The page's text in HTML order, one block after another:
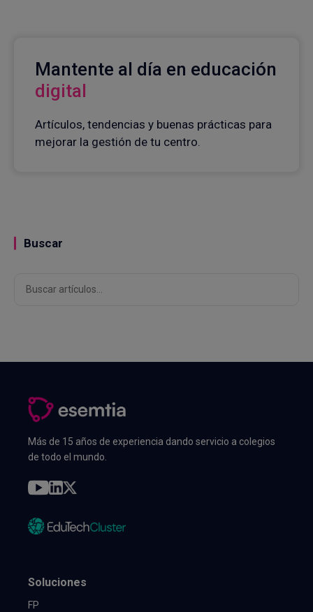
Mantente al día en educación
digital
Artículos, tendencias y buenas prácticas para
mejorar la gestión de tu centro.
Buscar
Más de 15 años de experiencia dando servicio a colegios
de todo el mundo.
Soluciones
FP